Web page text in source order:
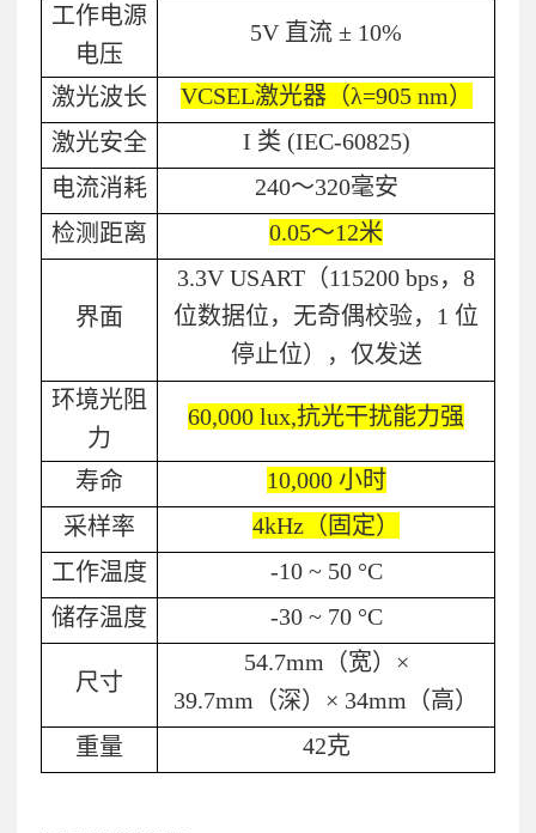
工作电源
电压
5V 直流 ± 10%
激光波长 VCSEL激光器（λ=905 nm）
激光安全
I 类 (IEC-60825)
电流消耗
240～320毫安
检测距离
0.05～12米
界面
3.3V USART （115200 bps， 8
位数据位，无奇偶校验， 1 位
停止位），仅发送
环境光阻
力
60,000 lux,抗光干扰能力强
寿命 10,000 小时
采样率
4kHz （固定）
工作温度
-10 ~ 50 °C
储存温度
-30 ~ 70 °C
尺寸
54.7mm （宽）×
39.7mm （深）× 34mm （高）
重量
42克